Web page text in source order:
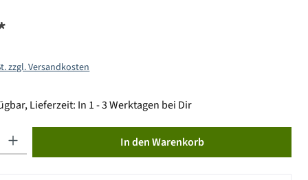
zzgl. Versandkosten
Lieferzeit: In 1 - 3 Werktagen bei Dir
In den Warenkorb